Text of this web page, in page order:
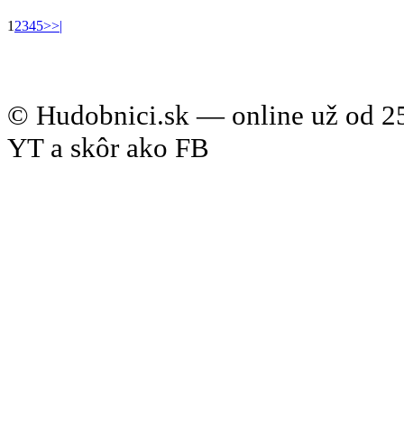
1 2345>>|
© Hudobnici.sk — online už od
YT a skôr ako FB